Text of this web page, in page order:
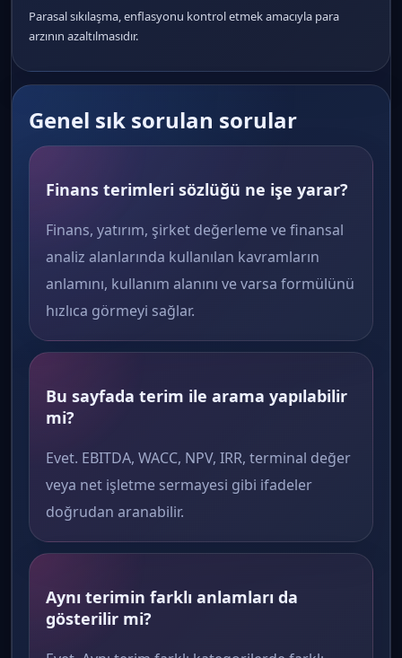
Parasal sıkılaşma, enflasyonu kontrol etmek amacıyla para
arzının azaltılmasıdır.
Genel sık sorulan sorular
Finans terimleri sözlüğü ne işe yarar?
Finans, yatırım, şirket değerleme ve finansal
analiz alanlarında kullanılan kavramların
anlamını, kullanım alanını ve varsa formülünü
hızlıca görmeyi sağlar.
Bu sayfada terim ile arama yapılabilir
mi?
Evet. EBITDA, WACC, NPV, IRR, terminal değer
veya net işletme sermayesi gibi ifadeler
doğrudan aranabilir.
Aynı terimin farklı anlamları da
gösterilir mi?